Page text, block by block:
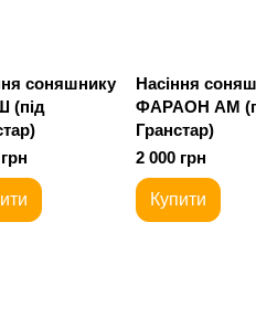
соняшнику
(під
Насіння
ФАРАОН АМ
Гранстар)
2 000 грн
Купити